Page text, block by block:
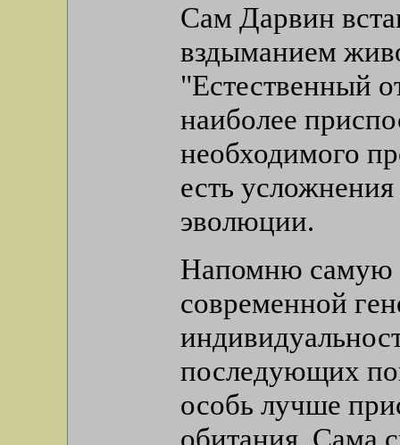
Сам Дарвин
вздыманием
"Естественный
наиболее
необходимого
есть
эволюции.
Напомню самую
современной
последующих
особь лучше
обитания. Сама